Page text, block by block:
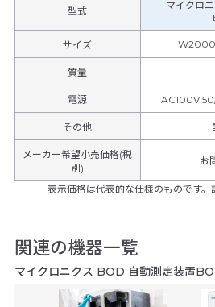
型式
マイクロ
サイズ
質量
電源 AC100V
その他
メーカー希望小売価格(税
別)
お
表示価格は代表的な仕様のものです。
関連の機器一覧
マイクロニクス BOD 自動測定装置